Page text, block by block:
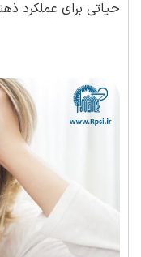
حیاتی برای عملکرد